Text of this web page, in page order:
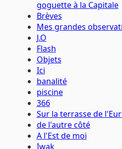
goguette à la Capitale
Brèves
Mes grandes
J.O
Flash
Objets
Ici
banalité
piscine
366
Sur la terrasse de
de l'autre côté
A l'Est de moi
Iwak